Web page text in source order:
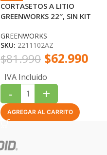
CORTASETOS A LITIO
GREENWORKS 22″, SIN KIT
GREENWORKS
SKU: 2211102AZ
$81.990 $62.990
IVA Incluido
- +
AGREGAR AL CARRITO